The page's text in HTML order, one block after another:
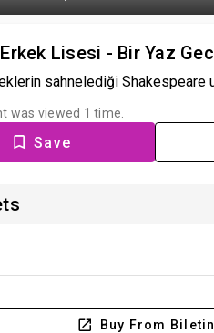
Lisesi - Bir Yaz
sahnelediği Shakespeare
was viewed 1 time.
Save
Buy From